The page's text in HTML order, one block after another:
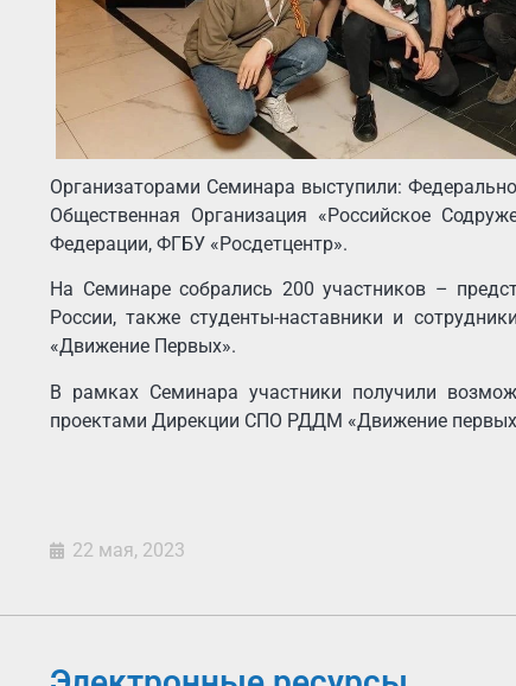
Организаторами Семинара выступили:
Общественная Организация «Российское
Федерации, ФГБУ «Росдетцентр».
На Семинаре собрались 200 участников –
России, также студенты-наставники и
«Движение Первых».
В рамках Семинара участники получили
проектами Дирекции СПО РДДМ «Движение
22 мая, 2023